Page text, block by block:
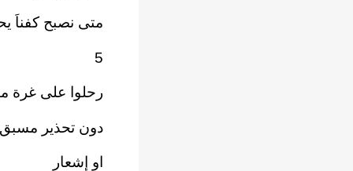
متى نصبح كفناَ
5
رحلوا على غرة
دون تحذير مسبق
او إشعار